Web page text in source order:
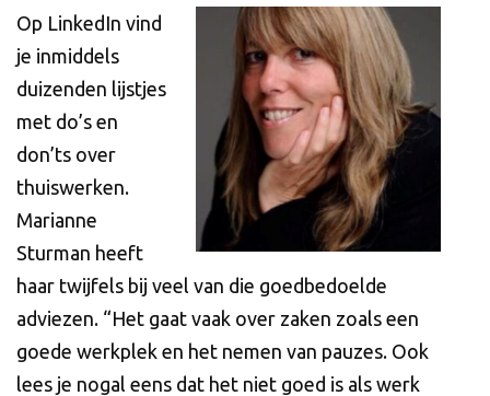
Op LinkedIn vind
je inmiddels
duizenden lijstjes
met do’s en
don’ts over
thuiswerken.
Marianne
Sturman heeft
haar twijfels bij veel van die goedbedoelde
adviezen. “Het gaat vaak over zaken zoals een
goede werkplek en het nemen van pauzes. Ook
lees je nogal eens dat het niet goed is als werk